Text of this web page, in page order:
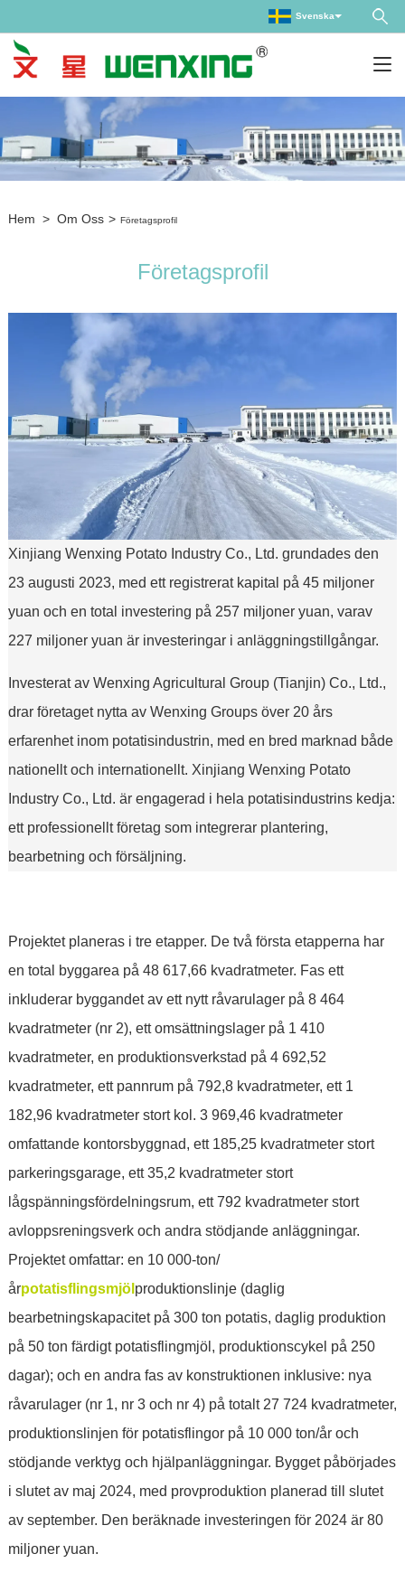
Svenska
Hem > Om Oss > Företagsprofil
Företagsprofil
Xinjiang Wenxing Potato Industry Co., Ltd. grundades den
23 augusti 2023, med ett registrerat kapital på 45 miljoner
yuan och en total investering på 257 miljoner yuan, varav
227 miljoner yuan är investeringar i anläggningstillgångar.
Investerat av Wenxing Agricultural Group (Tianjin) Co., Ltd.,
drar företaget nytta av Wenxing Groups över 20 års
erfarenhet inom potatisindustrin, med en bred marknad både
nationellt och internationellt. Xinjiang Wenxing Potato
Industry Co., Ltd. är engagerad i hela potatisindustrins kedja:
ett professionellt företag som integrerar plantering,
bearbetning och försäljning.
Projektet planeras i tre etapper. De två första etapperna har
en total byggarea på 48 617,66 kvadratmeter. Fas ett
inkluderar byggandet av ett nytt råvarulager på 8 464
kvadratmeter (nr 2), ett omsättningslager på 1 410
kvadratmeter, en produktionsverkstad på 4 692,52
kvadratmeter, ett pannrum på 792,8 kvadratmeter, ett 1
182,96 kvadratmeter stort kol. 3 969,46 kvadratmeter
omfattande kontorsbyggnad, ett 185,25 kvadratmeter stort
parkeringsgarage, ett 35,2 kvadratmeter stort
lågspänningsfördelningsrum, ett 792 kvadratmeter stort
avloppsreningsverk och andra stödjande anläggningar.
Projektet omfattar: en 10 000-ton/
årpotatisflingsmjöl produktionslinje (daglig
bearbetningskapacitet på 300 ton potatis, daglig produktion
på 50 ton färdigt potatisflingmjöl, produktionscykel på 250
dagar); och en andra fas av konstruktionen inklusive: nya
råvarulager (nr 1, nr 3 och nr 4) på ​​totalt 27 724 kvadratmeter,
produktionslinjen för potatisflingor på 10 000 ton/år och
stödjande verktyg och hjälpanläggningar. Bygget påbörjades
i slutet av maj 2024, med provproduktion planerad till slutet
av september. Den beräknade investeringen för 2024 är 80
miljoner yuan.